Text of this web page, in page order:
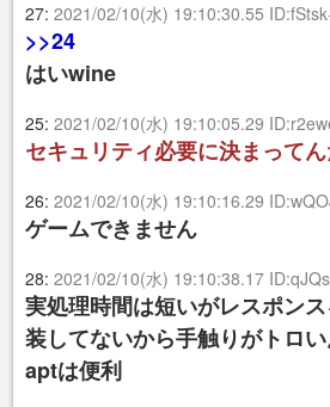
27: 2021/02/10(水) 19:10:30.55
>>24
はいwine
25: 2021/02/10(水) 19:10:05.29
セキュリティ必要に決まって
26: 2021/02/10(水) 19:10:16.29
ゲームできません
28: 2021/02/10(水) 19:10:38.17
実処理時間は短いがレスポン
装してないから手触りがトロ
aptは便利